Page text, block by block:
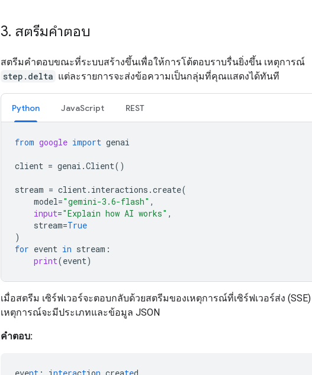
3. สตรีมคำตอบ
สตรีมคำตอบขณะที่ระบบสร้างขึ้นเพื่อให้การโต้ตอบราบรื่นยิ่งขึ้น เหตุการณ์
step.delta แต่ละรายการจะส่งข้อความเป็นกลุ่มที่คุณแสดงได้ทันที
Python JavaScript REST
from google import genai
client = genai .Client()
stream = client. interactions .create(
model="gemini-3.6-flash" ,
input="Explain how AI works" ,
stream=True
)
for event in stream :
print(event)
เมื่อสตรีม เซิร์ฟเวอร์จะตอบกลับด้วยสตรีมของเหตุการณ์ที่เซิร์ฟเวอร์ส่ง
เหตุการณ์จะมีประเภทและข้อมูล JSON
คำตอบ: